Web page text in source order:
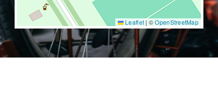
Leaflet| ©OpenStreetMap